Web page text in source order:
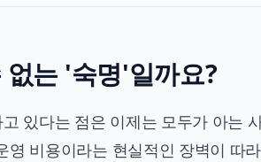
는 '숙명'일까요?
있다는 점은 이제는 모두가 아는
비용이라는 현실적인 장벽이 따